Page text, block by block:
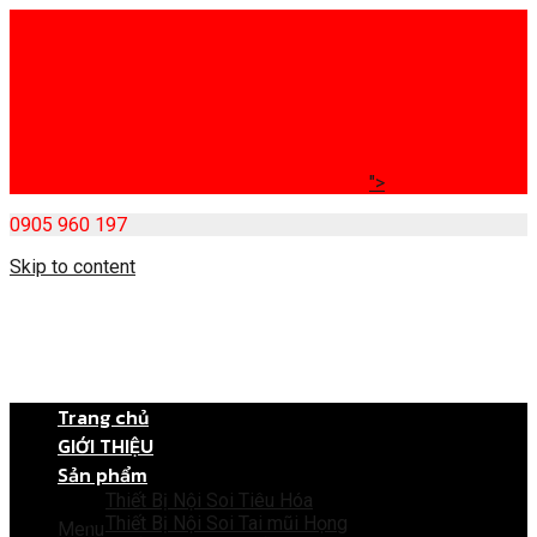
">
0905 960 197
Skip to content
Menu
Trang chủ
GIỚI THIỆU
Sản phẩm
Thiết Bị Nội Soi Tiêu Hóa
Thiết Bị Nội Soi Tai mũi Họng